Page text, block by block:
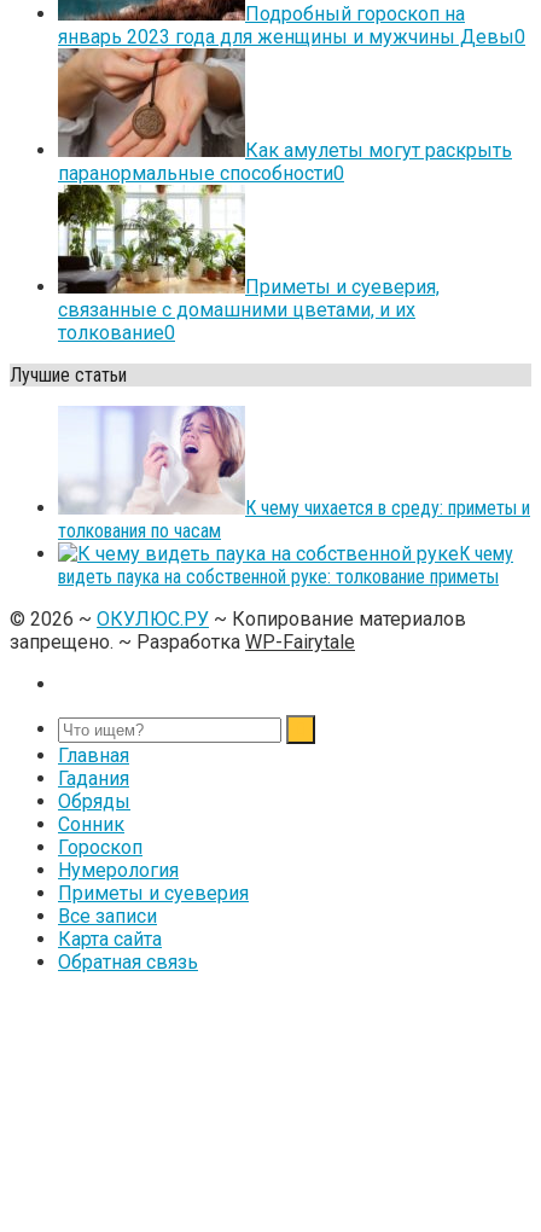
Подробный гороскоп на
январь 2023 года для женщины и мужчины Девы0
Как амулеты могут раскрыть
паранормальные способности0
Приметы и суеверия,
связанные с домашними цветами, и их
толкование0
Лучшие статьи
К чему чихается в среду: приметы и
толкования по часам
К чему
видеть паука на собственной руке: толкование приметы
© 2026 ~ ОКУЛЮС.РУ ~ Копирование материалов
запрещено. ~ Разработка WP-Fairytale
Главная
Гадания
Обряды
Сонник
Гороскоп
Нумерология
Приметы и суеверия
Все записи
Карта сайта
Обратная связь